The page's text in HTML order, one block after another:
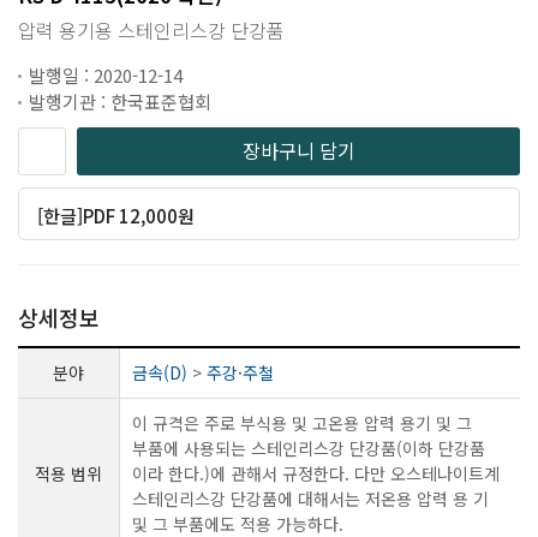
압력 용기용 스테인리스강 단강품
발행일 : 2020-12-14
발행기관 : 한국표준협회
장바구니 담기
[한글]PDF 12,000원
상세정보
분야 금속(D) > 주강·주철
적용 범위
이 규격은 주로 부식용 및 고온용 압력 용기 및 그
부품에 사용되는 스테인리스강 단강품(이하 단강품
이라 한다.)에 관해서 규정한다. 다만 오스테나이트계
스테인리스강 단강품에 대해서는 저온용 압력 용 기
및 그 부품에도 적용 가능하다.